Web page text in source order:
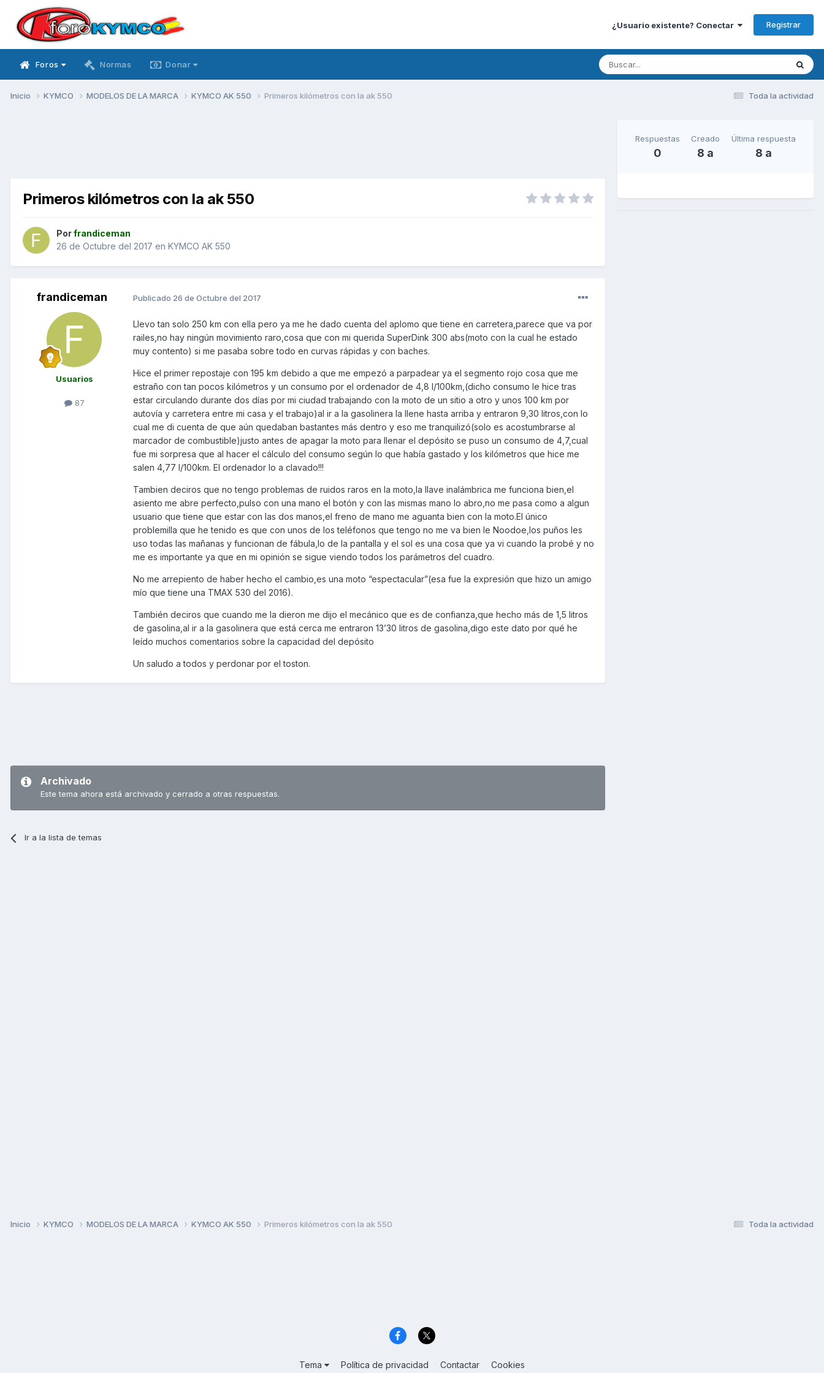
¿Usuario existente? Conectar Registrar
Foros Normas Donar
Toda la actividad
Inicio KYMCO MODELOS DE LA MARCA KYMCO AK 550 Primeros kilómetros con la ak 550
Primeros kilómetros con la ak 550
Porfrandiceman
26 de Octubre del 2017 en KYMCO AK 550
frandiceman
Usuarios
87
Publicado 26 de Octubre del 2017
Llevo tan solo 250 km con ella pero ya me he dado cuenta del aplomo que tiene en carretera,parece que va por
railes,no hay ningún movimiento raro,cosa que con mi querida SuperDink 300 abs(moto con la cual he estado
muy contento) si me pasaba sobre todo en curvas rápidas y con baches.
Hice el primer repostaje con 195 km debido a que me empezó a parpadear ya el segmento rojo cosa que me
estraño con tan pocos kilómetros y un consumo por el ordenador de 4,8 l/100km,(dicho consumo le hice tras
estar circulando durante dos días por mi ciudad trabajando con la moto de un sitio a otro y unos 100 km por
autovía y carretera entre mi casa y el trabajo)al ir a la gasolinera la llene hasta arriba y entraron 9,30 litros,con lo
cual me di cuenta de que aún quedaban bastantes más dentro y eso me tranquilizó(solo es acostumbrarse al
marcador de combustible)justo antes de apagar la moto para llenar el depósito se puso un consumo de 4,7,cual
fue mi sorpresa que al hacer el cálculo del consumo según lo que había gastado y los kilómetros que hice me
salen 4,77 l/100km. El ordenador lo a clavado!!!
Tambien deciros que no tengo problemas de ruidos raros en la moto,la llave inalámbrica me funciona bien,el
asiento me abre perfecto,pulso con una mano el botón y con las mismas mano lo abro,no me pasa como a algun
usuario que tiene que estar con las dos manos,el freno de mano me aguanta bien con la moto.El único
problemilla que he tenido es que con unos de los teléfonos que tengo no me va bien le Noodoe,los puños les
uso todas las mañanas y funcionan de fábula,lo de la pantalla y el sol es una cosa que ya vi cuando la probé y no
me es importante ya que en mi opinión se sigue viendo todos los parámetros del cuadro.
No me arrepiento de haber hecho el cambio,es una moto “espectacular”(esa fue la expresión que hizo un amigo
mío que tiene una TMAX 530 del 2016).
También deciros que cuando me la dieron me dijo el mecánico que es de confianza,que hecho más de 1,5 litros
de gasolina,al ir a la gasolinera que está cerca me entraron 13’30 litros de gasolina,digo este dato por qué he
leído muchos comentarios sobre la capacidad del depósito
Un saludo a todos y perdonar por el toston.
Archivado
Este tema ahora está archivado y cerrado a otras respuestas.
Ir a la lista de temas
Respuestas
0
Creado
8 a
Última respuesta
8 a
Toda la actividad
Inicio KYMCO MODELOS DE LA MARCA KYMCO AK 550 Primeros kilómetros con la ak 550
Tema Política de privacidad Contactar Cookies